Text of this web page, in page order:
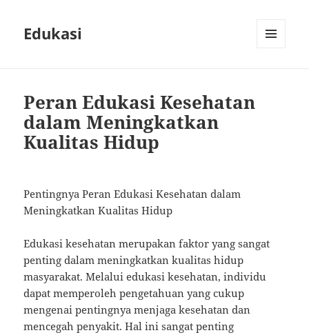
Edukasi
Peran Edukasi Kesehatan
dalam Meningkatkan
Kualitas Hidup
Pentingnya Peran Edukasi Kesehatan dalam
Meningkatkan Kualitas Hidup
Edukasi kesehatan merupakan faktor yang sangat
penting dalam meningkatkan kualitas hidup
masyarakat. Melalui edukasi kesehatan, individu
dapat memperoleh pengetahuan yang cukup
mengenai pentingnya menjaga kesehatan dan
mencegah penyakit. Hal ini sangat penting